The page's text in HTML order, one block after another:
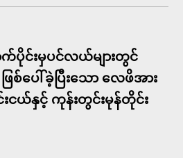
က်ပိုင်းမှပင်လယ်များတွင်
ြစ်ပေါ်ခဲ့ပြီးသော လေဖိအား
းငယ်နှင့် ကုန်းတွင်းမုန်တိုင်း